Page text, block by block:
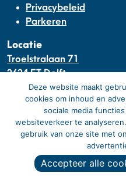
Privacybeleid
Parkeren
Locatie
Troelstralaan 71
2624 ET Delft
Winkelcentrum De
Bij Winkelcentrum De
winkels en
u de eerste drie uur gratis
Deze website maakt
cookies om inhoud en
sociale media
websiteverkeer te
gebruik van onze site met
Accepteer alle